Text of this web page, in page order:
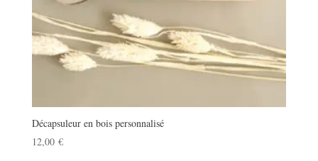
Décapsuleur en bois personnalisé
12,00 €